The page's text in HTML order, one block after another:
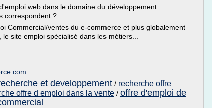
web dans le domaine du développement
correspondent ?
Commercial/ventes du e-commerce et plus globalement
site emploi spécialisé dans les métiers...
et developpement / recherche offre
offre d emploi dans la vente / offre d'emploi de